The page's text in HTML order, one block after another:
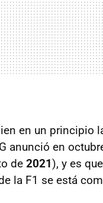
en un principio
anunció en
de 2021), y es
la F1 se está